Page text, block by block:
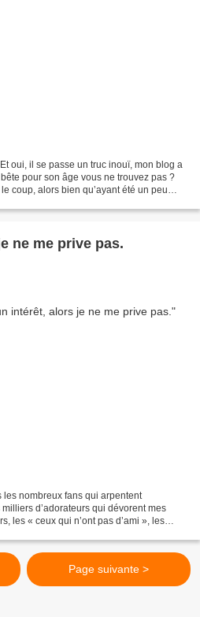
Et oui, il se passe un truc inouï, mon blog a
pour son âge vous ne trouvez pas ?
coup, alors bien qu’ayant été un peu
ne me prive pas.
les nombreux fans qui arpentent
d’adorateurs qui dévorent mes
les « ceux qui n’ont pas d’ami », les
Page suivante >